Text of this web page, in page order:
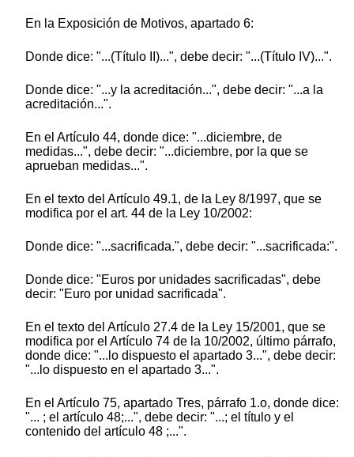
En la Exposición de Motivos, apartado 6:
Donde dice: "...(Título II)...", debe decir: "...(Título IV)...".
Donde dice: "...y la acreditación...", debe decir: "...a la
acreditación...".
En el Artículo 44, donde dice: "...diciembre, de
medidas...", debe decir: "...diciembre, por la que se
aprueban medidas...".
En el texto del Artículo 49.1, de la Ley 8/1997, que se
modifica por el art. 44 de la Ley 10/2002:
Donde dice: "...sacrificada.", debe decir: "...sacrificada:".
Donde dice: "Euros por unidades sacrificadas", debe
decir: "Euro por unidad sacrificada".
En el texto del Artículo 27.4 de la Ley 15/2001, que se
modifica por el Artículo 74 de la 10/2002, último párrafo,
donde dice: "...lo dispuesto el apartado 3...", debe decir:
"...lo dispuesto en el apartado 3...".
En el Artículo 75, apartado Tres, párrafo 1.o, donde dice:
"... ; el artículo 48;...", debe decir: "...; el título y el
contenido del artículo 48 ;...".